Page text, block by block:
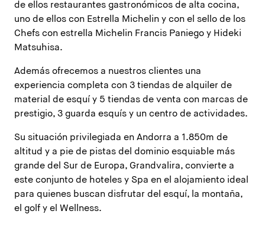
de ellos restaurantes gastronómicos de alta cocina,
uno de ellos con Estrella Michelin y con el sello de los
Chefs con estrella Michelin Francis Paniego y Hideki
Matsuhisa.
Además ofrecemos a nuestros clientes una
experiencia completa con 3 tiendas de alquiler de
material de esquí y 5 tiendas de venta con marcas de
prestigio, 3 guarda esquís y un centro de actividades.
Su situación privilegiada en Andorra a 1.850m de
altitud y a pie de pistas del dominio esquiable más
grande del Sur de Europa, Grandvalira, convierte a
este conjunto de hoteles y Spa en el alojamiento ideal
para quienes buscan disfrutar del esquí, la montaña,
el golf y el Wellness.